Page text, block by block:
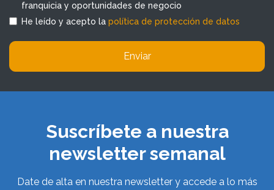
franquicia y oportunidades de negocio
He leído y acepto la política de protección de datos
Enviar
Suscríbete a nuestra
newsletter semanal
Date de alta en nuestra newsletter y accede a lo más